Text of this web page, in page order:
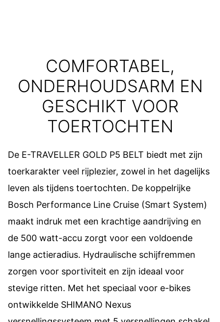
COMFORTABEL,
ONDERHOUDSARM EN
GESCHIKT VOOR
TOERTOCHTEN
De E-TRAVELLER GOLD P5 BELT biedt met zijn
toerkarakter veel rijplezier, zowel in het dagelijks
leven als tijdens toertochten. De koppelrijke
Bosch Performance Line Cruise (Smart System)
maakt indruk met een krachtige aandrijving en
de 500 watt-accu zorgt voor een voldoende
lange actieradius. Hydraulische schijfremmen
zorgen voor sportiviteit en zijn ideaal voor
stevige ritten. Met het speciaal voor e-bikes
ontwikkelde SHIMANO Nexus